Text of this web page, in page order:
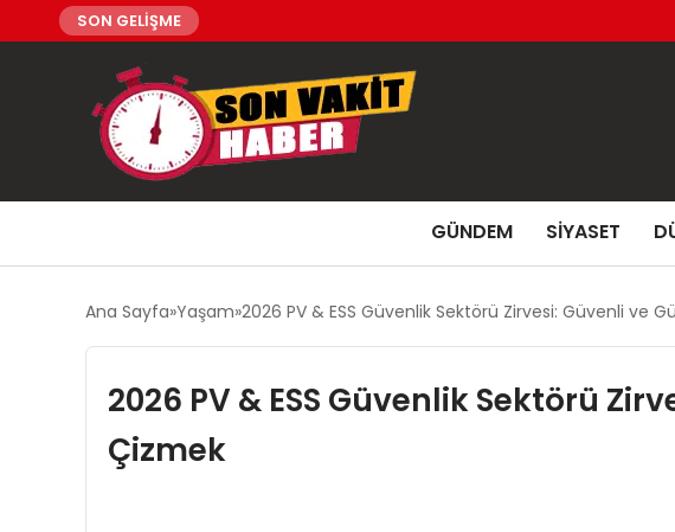
SON GELİŞME
GÜNDEM SIYASET
Ana Sayfa Yaşam 2026 PV & ESS Güvenlik Sektörü Zirvesi: Güvenli ve
2026 PV & ESS Güvenlik Sektörü
Çizmek